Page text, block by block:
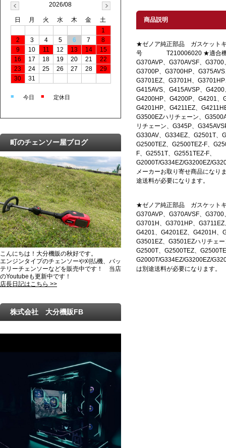
商品説明
★ゼノア純正部品 ガスケット
号 T210006020 ★適合
G370AVP、G370AVSF、
G3700P、G3700HP、
G3701EZ、G3701H、
G415AVS、G415AVSP、
G4200HP、G4200P、G4201、
G4201HP、G4211EZ、
G3500EZハリチェーン、
リチェーン、G345P、
G330AV、G334EZ、G2501T、
G2500TEZ、G2500TEZ-F、
F、G2551T、G2551TEZ-F、
G2000T/G334EZ/G3200EZ/
メーカーお取り寄せ商品になり
途送料が必要になります。
★ゼノア純正部品 ガスケッ
G370AVP、G370AVSF、
G3701H、G3701HP、
G4201、G4201EZ、G4201H、
G3501EZ、G3501EZハリチェ
G2500T、G2500TEZ、
G2000T/G334EZ/G3200EZ/
は別途送料が必要になります。
2026/08
日 月 火 水 木 金
土
1
2
3 4 5 6 7
8
9
10 11 12 13 14
15
16
17 18 19 20 21
22
23
24 25 26 27 28
29
30
31
■ 今日 ■ 定休日
町のチェンソー屋ブログ
こんにちは！大分機販の秋好です。
エンジンタイプのチェンソーや刈払機、バッ
テリーチェンソーなどを販売中です！ 当店
のYoutubeも更新中です！
店長日記はこちら >>
株式会社 大分機販FB